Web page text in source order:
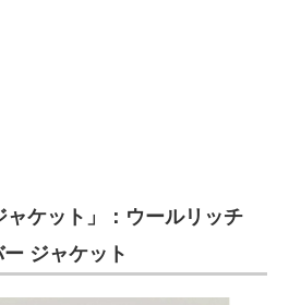
ケット」：ウールリッチ
ジャケット